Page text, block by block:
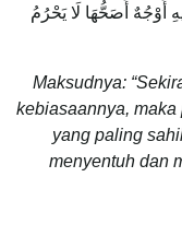
أَوْجُهٌ أَصَحُّهَا لَا يَحْرُمُ
Maksudnya:
kebiasaannya,
yang paling
menyentuh dan